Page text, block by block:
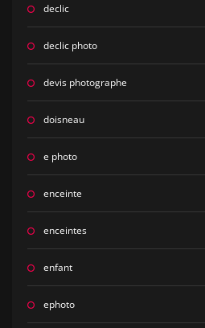
declic
declic photo
devis photographe
doisneau
e photo
enceinte
enceintes
enfant
ephoto